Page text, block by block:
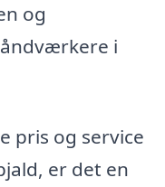
og
i
pris og service
er det en